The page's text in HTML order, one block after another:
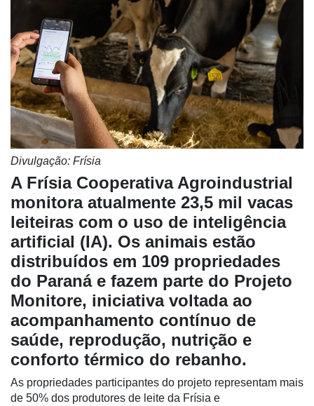
Divulgação: Frísia
A Frísia Cooperativa Agroindustrial
monitora atualmente 23,5 mil vacas
leiteiras com o uso de inteligência
artificial (IA). Os animais estão
distribuídos em 109 propriedades
do Paraná e fazem parte do Projeto
Monitore, iniciativa voltada ao
acompanhamento contínuo de
saúde, reprodução, nutrição e
conforto térmico do rebanho.
As propriedades participantes do projeto representam mais
de 50% dos produtores de leite da Frísia e